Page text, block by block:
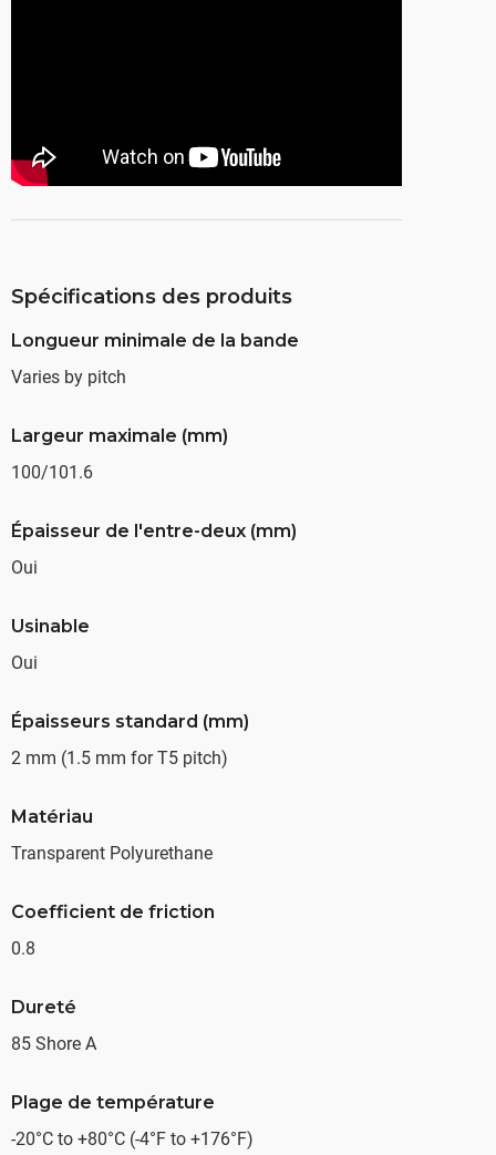
Spécifications des produits
Longueur minimale de la bande
Varies by pitch
Largeur maximale (mm)
100/101.6
Épaisseur de l'entre-deux (mm)
Oui
Usinable
Oui
Épaisseurs standard (mm)
2 mm (1.5 mm for T5 pitch)
Matériau
Transparent Polyurethane
Coefficient de friction
0.8
Dureté
85 Shore A
Plage de température
-20°C to +80°C (-4°F to +176°F)